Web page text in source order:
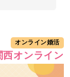
オンライン婚活
西オンライン